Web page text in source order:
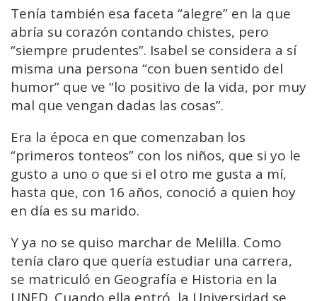
Tenía también esa faceta “alegre” en la que
abría su corazón contando chistes, pero
“siempre prudentes”. Isabel se considera a sí
misma una persona “con buen sentido del
humor” que ve “lo positivo de la vida, por muy
mal que vengan dadas las cosas”.
Era la época en que comenzaban los
“primeros tonteos” con los niños, que si yo le
gusto a uno o que si el otro me gusta a mí,
hasta que, con 16 años, conoció a quien hoy
en día es su marido.
Y ya no se quiso marchar de Melilla. Como
tenía claro que quería estudiar una carrera,
se matriculó en Geografía e Historia en la